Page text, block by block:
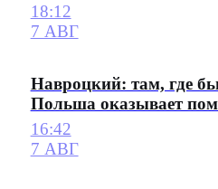
18:12
7 АВГ
Навроцкий: там, где
Польша оказывает
16:42
7 АВГ